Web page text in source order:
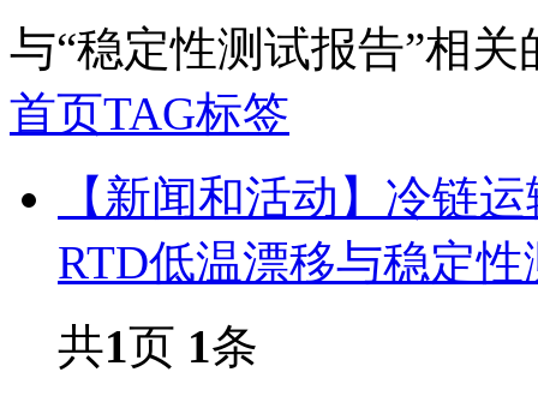
与“稳定性测试报告”相关
首页TAG标签
【新闻和活动】冷链
RTD低温漂移与稳定
共1页 1条